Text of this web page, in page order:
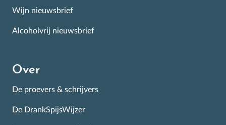
Wijn nieuwsbrief
Alcoholvrij nieuwsbrief
Over
De proevers & schrijvers
De DrankSpijsWijzer